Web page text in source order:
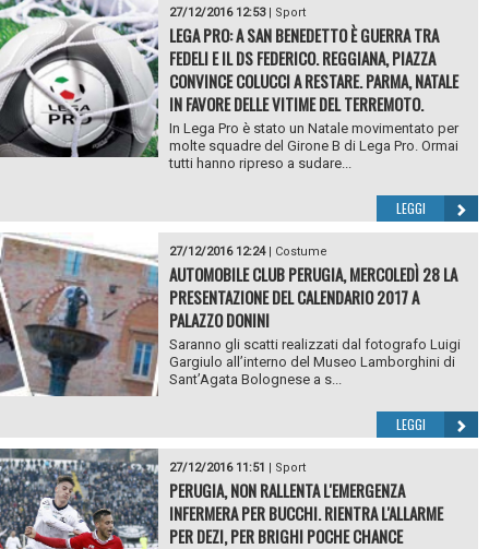
27/12/2016 12:53| Sport
LEGA PRO: A SAN BENEDETTO È GUERRA TRA
FEDELI E IL DS FEDERICO. REGGIANA, PIAZZA
CONVINCE COLUCCI A RESTARE. PARMA, NATALE
IN FAVORE DELLE VITIME DEL TERREMOTO.
In Lega Pro è stato un Natale movimentato per
molte squadre del Girone B di Lega Pro. Ormai
tutti hanno ripreso a sudare...
LEGGI
27/12/2016 12:24| Costume
AUTOMOBILE CLUB PERUGIA, MERCOLEDÌ 28 LA
PRESENTAZIONE DEL CALENDARIO 2017 A
PALAZZO DONINI
Saranno gli scatti realizzati dal fotografo Luigi
Gargiulo all’interno del Museo Lamborghini di
Sant’Agata Bolognese a s...
LEGGI
27/12/2016 11:51 | Sport
PERUGIA, NON RALLENTA L'EMERGENZA
INFERMERA PER BUCCHI. RIENTRA L'ALLARME
PER DEZI, PER BRIGHI POCHE CHANCE